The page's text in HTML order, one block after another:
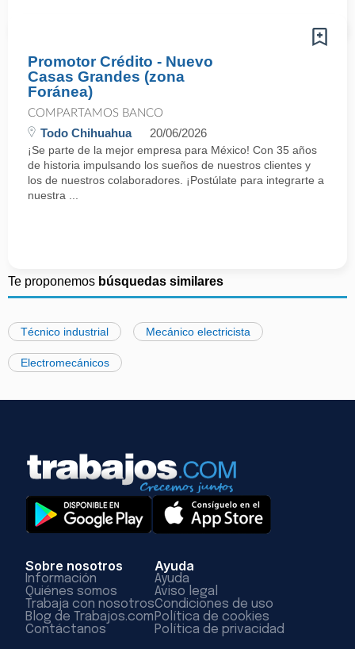
Promotor Crédito - Nuevo
Casas Grandes (zona
Foránea)
COMPARTAMOS BANCO
Todo Chihuahua 20/06/2026
¡Se parte de la mejor empresa para México! Con 35 años
de historia impulsando los sueños de nuestros clientes y
los de nuestros colaboradores. ¡Postúlate para integrarte a
nuestra ...
Te proponemos búsquedas similares
Técnico industrial Mecánico electricista
Electromecánicos
Sobre nosotros
Información
Quiénes somos
Trabaja con nosotros
Blog de Trabajos.com
Contáctanos
Ayuda
Ayuda
Aviso legal
Condiciones de uso
Política de cookies
Política de privacidad